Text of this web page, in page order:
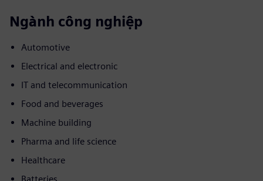
Ngành công nghiệp
Automotive
Electrical and electronic
IT and telecommunication
Food and beverages
Machine building
Pharma and life science
Healthcare